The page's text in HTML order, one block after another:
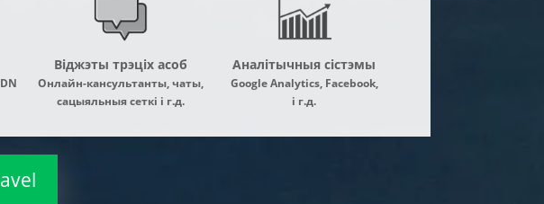
Віджэты трэціх асоб
Онлайн-кансультанты, чаты,
сацыяльныя сеткі і г.д.
Аналітычныя сістэмы
Google Analytics, Facebook,
і г.д.